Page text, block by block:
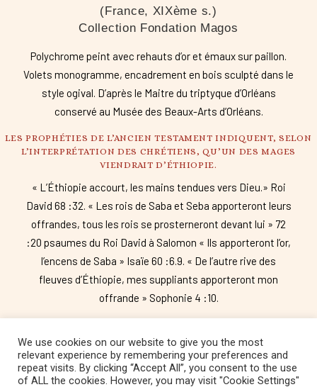
(France, XIXème s.)
Collection Fondation Magos
Polychrome peint avec rehauts d’or et émaux sur paillon.
Volets monogramme, encadrement en bois sculpté dans le
style ogival. D’après le Maitre du triptyque d’Orléans
conservé au Musée des Beaux-Arts d’Orléans.
LES PROPHÉTIES DE L’ANCIEN TESTAMENT INDIQUENT, SELON
L’INTERPRÉTATION DES CHRÉTIENS, QU’UN DES MAGES
VIENDRAIT D’ÉTHIOPIE.
« L’Éthiopie accourt, les mains tendues vers Dieu.» Roi
David 68 :32. « Les rois de Saba et Seba apporteront leurs
offrandes, tous les rois se prosterneront devant lui » 72
:20 psaumes du Roi David à Salomon « Ils apporteront l’or,
l’encens de Saba » Isaïe 60 :6.9. « De l’autre rive des
fleuves d’Éthiopie, mes suppliants apporteront mon
offrande » Sophonie 4 :10.
Copyright © 2022 Fondation Magos. All
We use cookies on our website to give you the most
relevant experience by remembering your preferences and
repeat visits. By clicking “Accept All”, you consent to the use
of ALL the cookies. However, you may visit "Cookie Settings"